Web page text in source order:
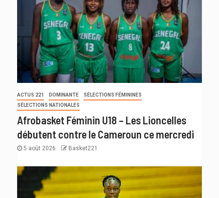
ACTUS 221 DOMINANTE
SÉLECTIONS FÉMININES
SÉLECTIONS NATIONALES
Afrobasket Féminin U18 – Les Lioncelles
débutent contre le Cameroun ce mercredi
5 août 2026 Basket221